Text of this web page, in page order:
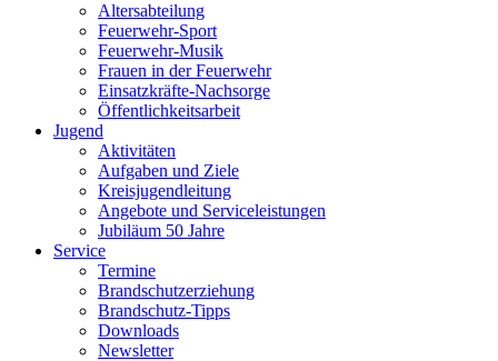
Altersabteilung
Feuerwehr-Sport
Feuerwehr-Musik
Frauen in der Feuerwehr
Einsatzkräfte-Nachsorge
Öffentlichkeitsarbeit
Jugend
Aktivitäten
Aufgaben und Ziele
Kreisjugendleitung
Angebote und Serviceleistungen
Jubiläum 50 Jahre
Service
Termine
Brandschutzerziehung
Brandschutz-Tipps
Downloads
Newsletter